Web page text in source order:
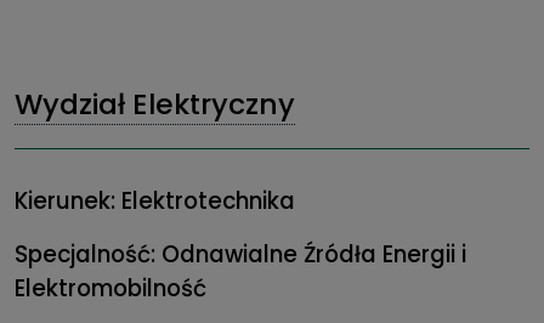
Wydział Elektryczny
Kierunek: Elektrotechnika
Specjalność: Odnawialne Źródła Energii i
Elektromobilność